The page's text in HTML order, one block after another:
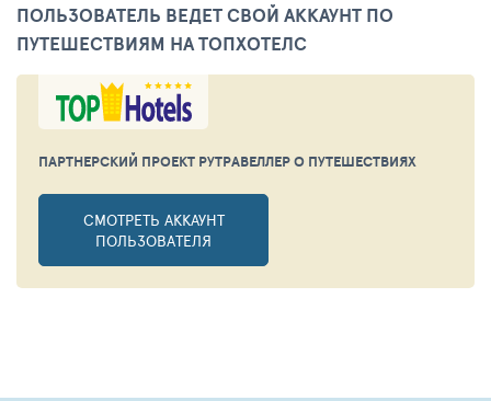
ПОЛЬЗОВАТЕЛЬ ВЕДЕТ СВОЙ АККАУНТ ПО
ПУТЕШЕСТВИЯМ НА ТОПХОТЕЛС
ПАРТНЕРСКИЙ ПРОЕКТ РУТРАВЕЛЛЕРО ПУТЕШЕСТВИЯХ
СМОТРЕТЬ АККАУНТ
ПОЛЬЗОВАТЕЛЯ